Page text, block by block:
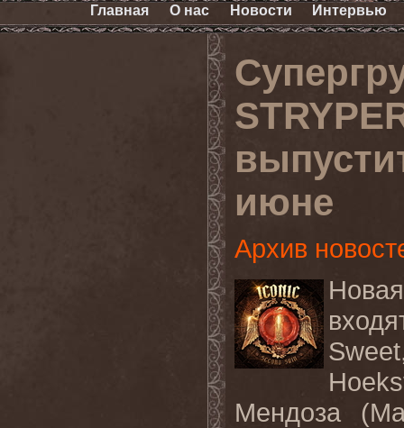
Главная О нас Новости Интервью
июне
Архив
Мендоза